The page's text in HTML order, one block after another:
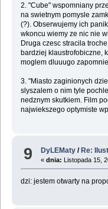
2. "Cube" wspomniany
na swietnym pomysle
(?). Obserwujemy ich
wkoncu wiemy ze nic nie
Druga czesc stracila
bardziej klaustrofobiczne,
moglem dluuugo
3. "Miasto zaginionych
slyszalem o nim tyle
nedznym skutkiem. Film
najwiekszego optymiste
9 DyLEMaty / Re:
«dnia: Listopada 15,
dzi: jestem otwarty na